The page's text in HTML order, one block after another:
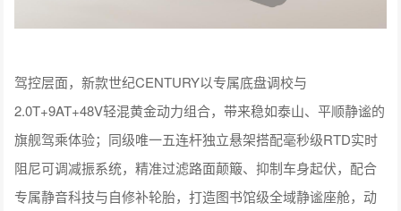
驾控层面，新款世纪CENTURY以专属底盘调校与
2.0T+9AT+48V轻混黄金动力组合，带来稳如泰山、平顺静谧的
旗舰驾乘体验；同级唯一五连杆独立悬架搭配毫秒级RTD实时
阻尼可调减振系统，精准过滤路面颠簸、抑制车身起伏，配合
专属静音科技与自修补轮胎，打造图书馆级全域静谧座舱，动